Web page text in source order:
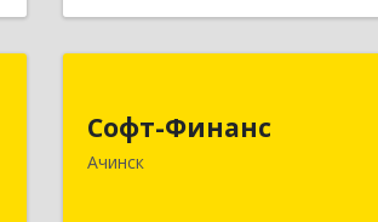
Софт-Финанс
Ачинск
662150, Красноярский край,